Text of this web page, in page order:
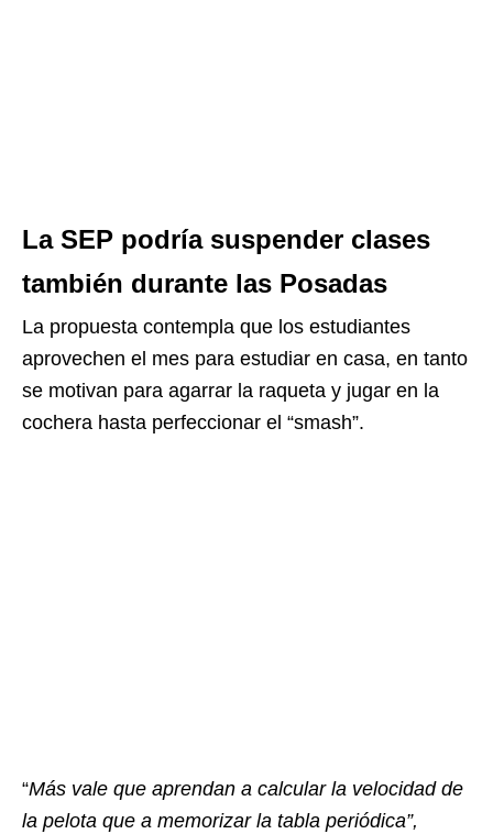
La SEP podría suspender clases
también durante las Posadas
La propuesta contempla que los estudiantes
aprovechen el mes para estudiar en casa, en tanto
se motivan para agarrar la raqueta y jugar en la
cochera hasta perfeccionar el “smash”.
“Más vale que aprendan a calcular la velocidad de
la pelota que a memorizar la tabla periódica”,